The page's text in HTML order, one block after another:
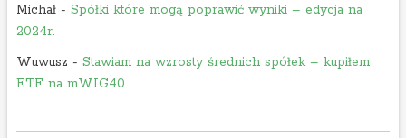
n
d
r
Michał- Spółki które mogą poprawić wyniki – edycja na
2024r.
Wuwusz - Stawiam na wzrosty średnich spółek – kupiłem
ETF na mWIG40